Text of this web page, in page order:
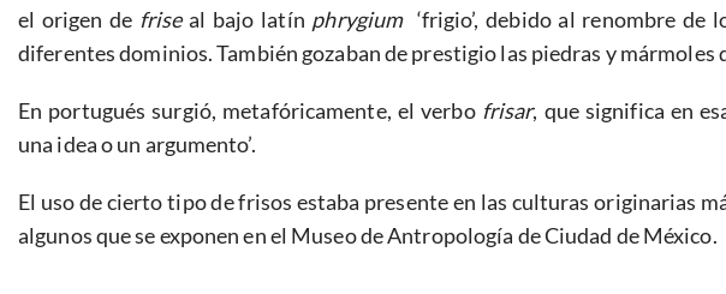
el origen de friseal bajo latín phrygium‘frigio’, debido al renombre de
diferentes dominios. También gozaban de prestigio las piedras y mármoles
En portugués surgió, metafóricamente, el verbo frisar, que significa en
una idea o un argumento’.
El uso de cierto tipo de frisos estaba presente en las culturas originarias
algunos que se exponen en el Museo de Antropología de Ciudad de México.